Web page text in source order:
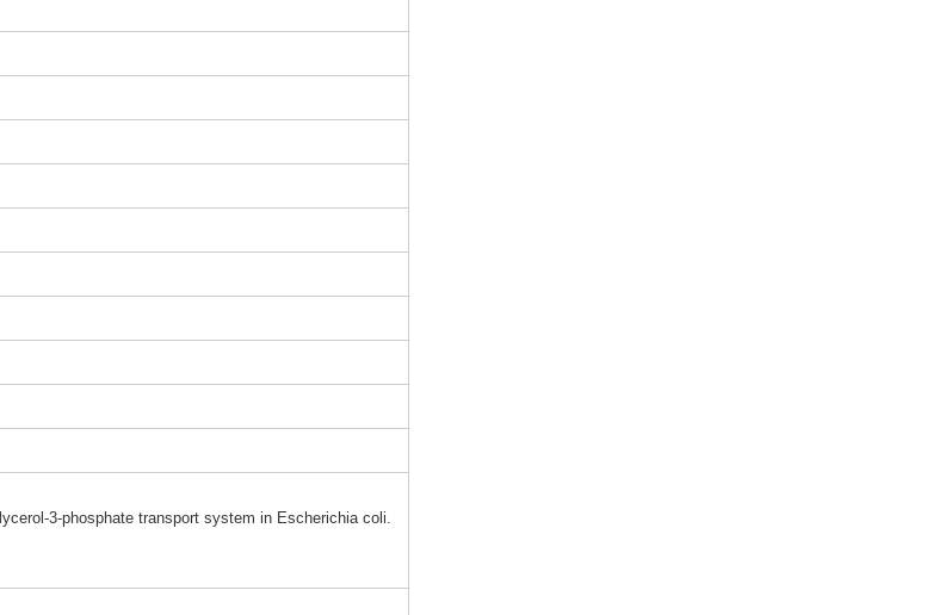
ycero l-3-phosphate transport system in Escherichia coli.